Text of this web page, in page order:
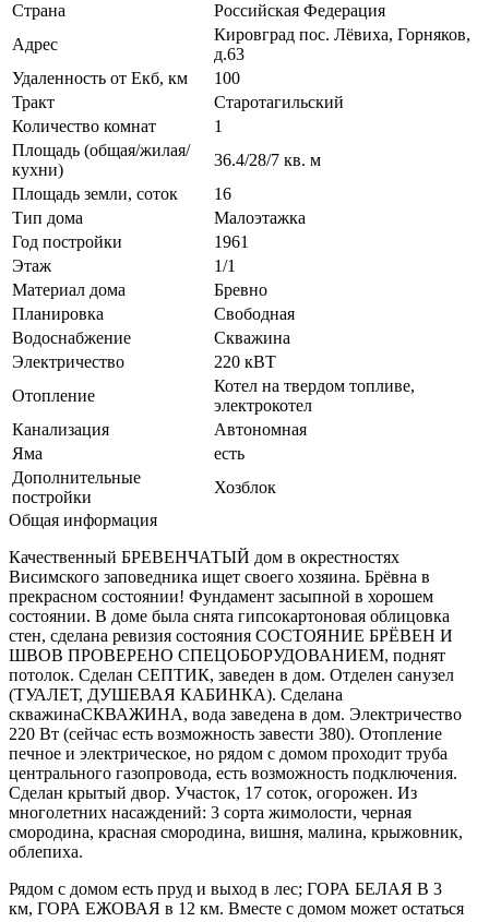
Страна
Российская Федерация
Адрес
Кировград пос. Лёвиха, Горняков,
д.63
Удаленность от Екб, км
100
Тракт
Старотагильский
Количество комнат
1
Площадь (общая/жилая/
кухни)
36.4/28/7 кв. м
Площадь земли, соток
16
Тип дома
Малоэтажка
Год постройки
1961
Этаж
1/1
Материал дома
Бревно
Планировка
Свободная
Водоснабжение
Скважина
Электричество
220 кВТ
Отопление
Котел на твердом топливе,
электрокотел
Канализация
Автономная
Яма
есть
Дополнительные
постройки
Хозблок
Общая информация
Качественный БРЕВЕНЧАТЫЙ дом в окрестностях
Висимского заповедника ищет своего хозяина. Брёвна в
прекрасном состоянии! Фундамент засыпной в хорошем
состоянии. В доме была снята гипсокартоновая облицовка
стен, сделана ревизия состояния СОСТОЯНИЕ БРЁВЕН И
ШВОВ ПРОВЕРЕНО СПЕЦОБОРУДОВАНИЕМ, поднят
потолок. Сделан СЕПТИК, заведен в дом. Отделен санузел
(ТУАЛЕТ, ДУШЕВАЯ КАБИНКА). Сделана
скважинаСКВАЖИНА, вода заведена в дом. Электричество
220 Вт (сейчас есть возможность завести 380). Отопление
печное и электрическое, но рядом с домом проходит труба
центрального газопровода, есть возможность подключения.
Сделан крытый двор. Участок, 17 соток, огорожен. Из
многолетних насаждений: 3 сорта жимолости, черная
смородина, красная смородина, вишня, малина, крыжовник,
облепиха.
Рядом с домом есть пруд и выход в лес; ГОРА БЕЛАЯ В 3
км, ГОРА ЕЖОВАЯ в 12 км. Вместе с домом может остаться